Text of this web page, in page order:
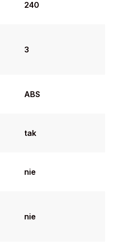
240
3
ABS
tak
nie
nie